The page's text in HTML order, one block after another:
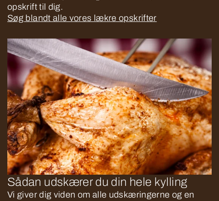
opskrift til dig.
Søg blandt alle vores lækre opskrifter
Sådan udskærer du din hele kylling
Vi giver dig viden om alle udskæringerne og en